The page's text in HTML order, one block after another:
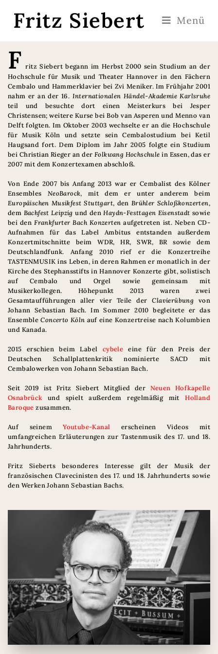
Fritz Siebert Menü
F ritz Siebert begann im Herbst 2000 sein Studium an der
Hochschule für Musik und Theater Hannover in den Fächern
Cembalo und Hammerklavier bei Zvi Meniker. Im Frühjahr 2001
nahm er an der 16. Internationalen Händel-Akademie Karlsruhe
teil und besuchte dort einen Meisterkurs bei Jesper
Christensen; weitere Kurse bei Bob van Asperen und Menno van
Delft folgten. Im Oktober 2003 wechselte er an die Hochschule
für Musik Köln und setzte sein Cembalostudium bei Ketil
Haugsand fort. Dem Diplom im Jahr 2005 folgte ein Studium
bei Christian Rieger an der Folkwang Hochschulein Essen, das er
2007 mit dem Konzertexamen abschloß.
Von Ende 2007 bis Anfang 2013 war er Cembalist des Kölner
Ensembles NeoBarock, mit dem er unter anderem beim
Europäischen Musikfest Stuttgart, den Brühler Schloßkonzerten,
dem Bachfest Leipzigund denHaydn-Festtagen Eisenstadt sowie
bei denFrankfurter Bach Konzertenaufgetreten ist. Neben CD-
Aufnahmen für das Label Ambitus entstanden außerdem
Konzertmitschnitte beim WDR, HR, SWR, BR sowie dem
Deutschlandfunk. Anfang 2010 rief er die Konzertreihe
TASTENMUSIK ins Leben, in deren Rahmen er monatlich in der
Kirche des Stephansstifts in Hannover Konzerte gibt, solistisch
auf Cembalo und Orgel sowie gemeinsam mit
Musikerkollegen. Höhepunkt 2013 waren zwei
Gesamtaufführungen aller vier Teile derClavierübung von
Johann Sebastian Bach. Im Sommer 2010 begleitete er das
EnsembleConcerto Köln auf eine Konzertreise nach Kolumbien
und Kanada.
2015 erschien beim Label cybele eine für den Preis der
Deutschen Schallplattenkritik nominierte SACD mit
Cembalowerken von Johann Sebastian Bach.
Seit 2019 ist Fritz Siebert Mitglied der Neuen Hofkapelle
Osnabrück
und spielt außerdem regelmäßig mit
Holland
Baroque zusammen.
Auf seinem Youtube-Kanal erscheinen Videos mit
umfangreichen Erläuterungen zur Tastenmusik des 17. und 18.
Jahrhunderts.
Fritz Sieberts besonderes Interesse gilt der Musik der
französischen Clavecinisten des 17. und 18. Jahrhunderts sowie
den Werken Johann Sebastian Bachs.